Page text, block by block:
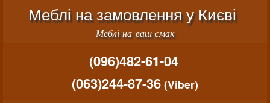
Перейти до основного
Меню облікового запису користувача
Меблі на замовлення у Києві
Меблі на ваш смак
(096)482-61-04
(063)244-87-36 (Viber)